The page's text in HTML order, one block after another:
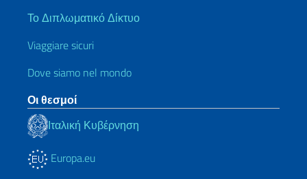
Το Διπλωματικό Δίκτυο
Viaggiare sicuri
Dove siamo nel mondo
Οι θεσμοί
Ιταλική Κυβέρνηση
Europa.eu